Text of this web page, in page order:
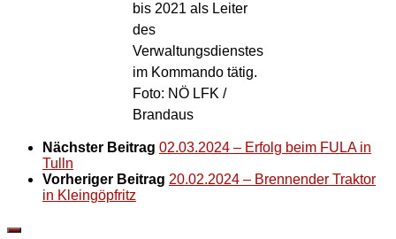
bis 2021 als Leiter
des
Verwaltungsdienstes
im Kommando tätig.
Foto: NÖ LFK /
Brandaus
Nächster Beitrag 02.03.2024 – Erfolg beim FULA in
Tulln
Vorheriger Beitrag 20.02.2024 – Brennender Traktor
in Kleingöpfritz